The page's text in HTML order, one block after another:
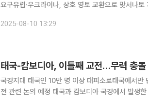
요구유럽·우크라이나, 상호 영토 교환으로 맞서나
휴전에 관한 관심이 어느 때보다 커지고 있다. 다만
2025-08-10 13:29
태국-캄보디아, 이틀째 교전…무력 충돌
국경지대 태국인 10만 명 이상 대피소로태국에서
전 관련 논의 예정 태국과 캄보디아 국경에서 발생한 무력 충돌이 이틀째 이어졌다. AP통신에 따르